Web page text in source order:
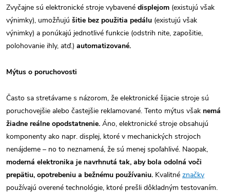
Zvyčajne sú elektronické stroje vybavené displejom (existujú však
výnimky), umožňujú šitie bez použitia pedálu (existujú však
výnimky) a ponúkajú jednotlivé funkcie (odstrih nite, zapošitie,
polohovanie ihly, atď.) automatizované.
Mýtus o poruchovosti
Často sa stretávame s názorom, že elektronické šijacie stroje sú
poruchovejšie alebo častejšie reklamované. Tento mýtus však nemá
žiadne reálne opodstatnenie. Áno, elektronické stroje obsahujú
komponenty ako napr. displej, ktoré v mechanických strojoch
nenájdeme – no to neznamená, že sú menej spoľahlivé. Naopak,
moderná elektronika je navrhnutá tak, aby bola odolná voči
prepätiu, opotrebeniu a bežnému používaniu. Kvalitné značky
používajú overené technológie, ktoré prešli dôkladným testovaním.